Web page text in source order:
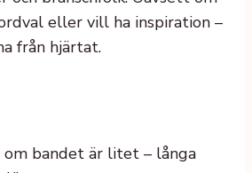
eller vill ha inspiration –
från hjärtat.
bandet är litet – långa